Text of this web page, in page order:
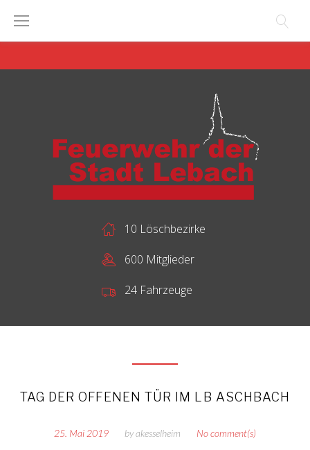
10 Löschbezirke
600 Mitglieder
24 Fahrzeuge
TAG DER OFFENEN TÜR IM LB ASCHBACH
25. Mai 2019 byakesselheim
No comment(s)